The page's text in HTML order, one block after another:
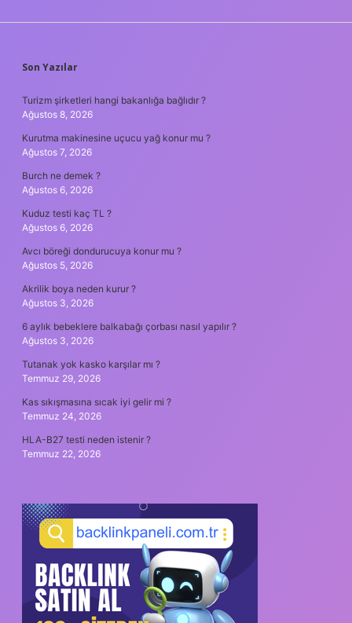
SIDEBAR
Son Yazılar
Turizm şirketleri hangi bakanlığa bağlıdır ?
Ağustos 8, 2026
Kurutma makinesine uçucu yağ konur mu ?
Ağustos 7, 2026
Burch ne demek ?
Ağustos 6, 2026
Kuduz testi kaç TL ?
Ağustos 6, 2026
Avcı böreği dondurucuya konur mu ?
Ağustos 5, 2026
Akrilik boya neden kurur ?
Ağustos 3, 2026
6 aylık bebeklere balkabağı çorbası nasıl yapılır ?
Ağustos 3, 2026
Tutanak yok kasko karşılar mı ?
Temmuz 29, 2026
Kas sıkışmasına sıcak iyi gelir mi ?
Temmuz 24, 2026
HLA-B27 testi neden istenir ?
Temmuz 22, 2026